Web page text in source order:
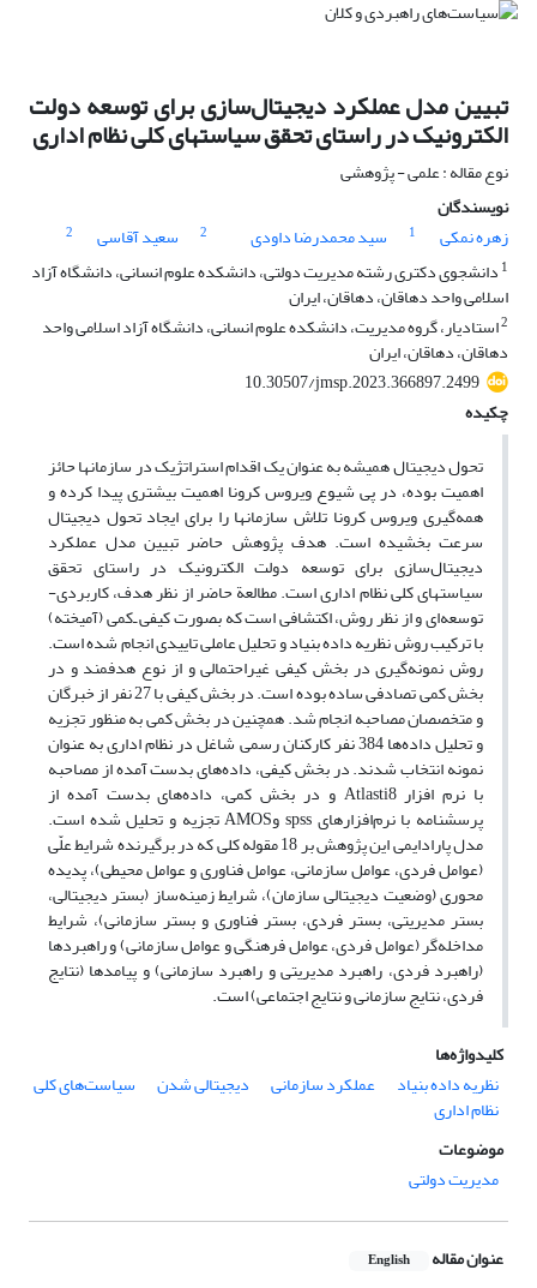
تبیین مدل عملکرد دیجیتال‌سازی برای توسعه دولت
الکترونیک در راستای تحقق سیاستهای کلی نظام اداری
نوع مقاله : علمی - پژوهشی
نویسندگان
زهره نمکی
1 سید محمدرضا داودی 2 سعید آقاسی
2
1 دانشجوی دکتری رشته مدیریت دولتی، دانشکده علوم انسانی، دانشگاه آزاد
اسلامی واحد دهاقان، دهاقان، ایران
2استادیار، گروه مدیریت، دانشکده علوم انسانی، دانشگاه آزاد اسلامی واحد
دهاقان، دهاقان، ایران
10.30507/jmsp.2023.366897.2499
چکیده
تحول دیجیتال همیشه به عنوان یک اقدام استراتژیک در سازمانها حائز
اهمیت بوده، در پی شیوع ویروس کرونا اهمیت بیشتری پیدا کرده و
همه‌گیری ویروس کرونا تلاش سازمانها را برای ایجاد تحول دیجیتال
سرعت بخشیده است. هدف پژوهش حاضر تبیین مدل عملکرد
دیجیتال‌سازی برای توسعه دولت الکترونیک در راستای تحقق
سیاستهای کلی نظام اداری است. مطالعة حاضر از نظر هدف، کاربردی-‌
توسعه‌ای و از نظر روش، اکتشافی است که بصورت کیفی ـ‌کمی (آمیخته)
با ترکیب روش نظریه داده بنیاد و تحلیل عاملی تاییدی انجام شده است.
روش نمونه‌گیری در بخش کیفی غیراحتمالی و از نوع هدفمند و در
بخش کمی تصادفی ساده بوده است. در بخش کیفی با 27 نفر از خبرگان
و متخصصان مصاحبه انجام شد. همچنین در بخش کمی به منظور تجزیه
و تحلیل داده‌ها 384 نفر کارکنان رسمی شاغل در نظام اداری به عنوان
نمونه انتخاب شدند. در بخش کیفی، داده‌های بدست آمده از مصاحبه
با نرم افزار Atlasti8 و در بخش کمی، داده‌های بدست آمده از
پرسشنامه با نرم‌افزارهای spss وAMOS تجزیه و تحلیل شده است.
مدل پارادایمی این پژوهش بر 18 مقوله کلی که در برگیرنده شرایط علّى
(عوامل فردی، عوامل سازمانی، عوامل فناوری و عوامل محیطی)، پدیده
محوری (وضعیت دیجیتالی سازمان)، شرایط زمینه‌ساز (بستر دیجیتالی،
بستر مدیریتی، بستر فردی، بستر فناوری و بستر سازمانی)، شرایط
مداخله‌گر (عوامل فردی، عوامل فرهنگی و عوامل سازمانی) و راهبردها
(راهبرد فردی، راهبرد مدیریتی و راهبرد سازمانی) و پیامدها (نتایج
فردی، نتایج سازمانی و نتایج اجتماعی) است.
کلیدواژه‌ها
نظریه داده بنیاد
عملکرد سازمانی دیجیتالی شدن سیاست‌های کلی
نظام اداری
موضوعات
مدیریت دولتی
عنوان مقاله English